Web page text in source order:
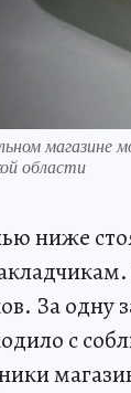
области
ниже
За одну
с